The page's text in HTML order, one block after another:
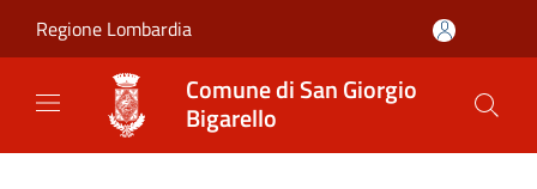
Regione Lombardia
Comune di San Giorgio
Bigarello